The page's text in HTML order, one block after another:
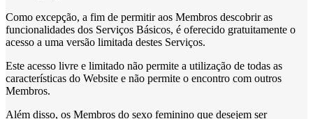
Como excepção, a fim de permitir aos Membros descobrir as
funcionalidades dos Serviços Básicos, é oferecido gratuitamente o
acesso a uma versão limitada destes Serviços.
Este acesso livre e limitado não permite a utilização de todas as
características do Website e não permite o encontro com outros
Membros.
Além disso, os Membros do sexo feminino que desejem ser